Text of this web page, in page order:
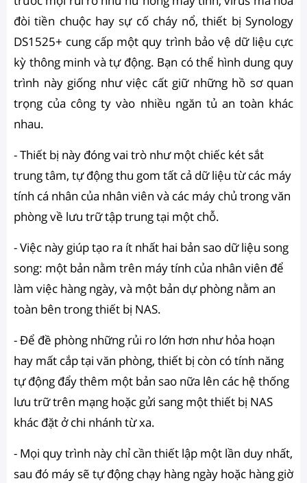
đòi tiền chuộc hay sự cố cháy nổ, thiết bị Synology
DS1525+ cung cấp một quy trình bảo vệ dữ liệu cực
kỳ thông minh và tự động. Bạn có thể hình dung quy
trình này giống như việc cất giữ những hồ sơ quan
trọng của công ty vào nhiều ngăn tủ an toàn khác
nhau.
- Thiết bị này đóng vai trò như một chiếc két sắt
trung tâm, tự động thu gom tất cả dữ liệu từ các máy
tính cá nhân của nhân viên và các máy chủ trong văn
phòng về lưu trữ tập trung tại một chỗ.
- Việc này giúp tạo ra ít nhất hai bản sao dữ liệu song
song: một bản nằm trên máy tính của nhân viên để
làm việc hàng ngày, và một bản dự phòng nằm an
toàn bên trong thiết bị NAS.
- Để đề phòng những rủi ro lớn hơn như hỏa hoạn
hay mất cắp tại văn phòng, thiết bị còn có tính năng
tự động đẩy thêm một bản sao nữa lên các hệ thống
lưu trữ trên mạng hoặc gửi sang một thiết bị NAS
khác đặt ở chi nhánh từ xa.
- Mọi quy trình này chỉ cần thiết lập một lần duy nhất,
sau đó máy sẽ tự động chạy hàng ngày hoặc hàng giờ